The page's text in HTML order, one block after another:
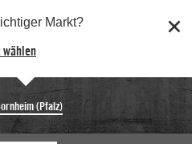
Markt?
wählen
(Pfalz)